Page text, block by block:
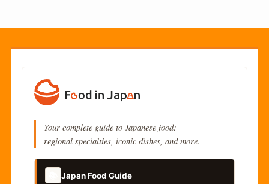
Your complete guide to Japanese food:
regional specialties, iconic dishes, and more.
Japan Food Guide